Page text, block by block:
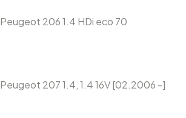
Peugeot 206 1.4 HDi eco 70
Peugeot 207 1.4, 1.4 16V [02.2006 -]